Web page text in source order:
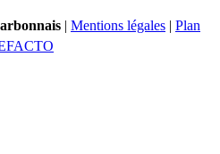
| Mentions légales | Plan